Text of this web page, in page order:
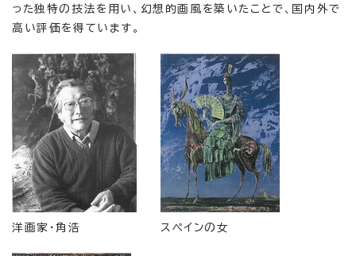
った独特の技法を用い、幻想的画風を築いたことで、国内外で
高い評価を得ています。
洋画家・角浩 スペインの女